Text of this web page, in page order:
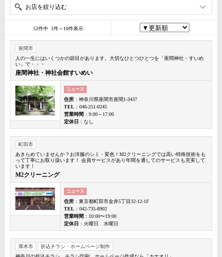
お店を絞り込む
52件中 1件～10件表示
座間市
人の一生にはいくつかの節目があります。大切なひとつひとつを「座間神社・すいめ
い」で・・・
座間神社・神社会館すいめい
ニュース
住所 ：神奈川県座間市座間1-3437
TEL ：046-251-0245
営業時間 ：9:00～17:00
定休日 ：なし
町田市
あきらめていませんか？お洋服のシミ・変色！M2クリーニングでは高い特殊技術をも
って丁寧にお取り扱います！ 会員サービスがあり年間を通してのサービスも充実して
います！
M2クリーニング
ニュース
住所 ：東京都町田市金井5丁目32-12-1F
TEL ：042-735-8902
営業時間 ：10:00〜19:00
定休日 ：火曜日 水曜日
厚木市
折込チラシ・ホームページ制作